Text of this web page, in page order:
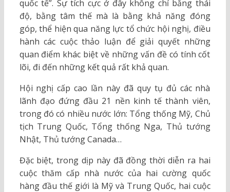
quốc tế”. Sự tích cực ở đây không chỉ bằng thái
độ, bằng tâm thế mà là bằng khả năng đóng
góp, thể hiện qua năng lực tổ chức hội nghị, điều
hành các cuộc thảo luận để giải quyết những
quan điểm khác biệt về những vấn đề có tính cốt
lõi, đi đến những kết quả rất khả quan.
Hội nghị cấp cao lần này đã quy tụ đủ các nhà
lãnh đạo đứng đầu 21 nền kinh tế thành viên,
trong đó có nhiều nước lớn: Tổng thống Mỹ, Chủ
tịch Trung Quốc, Tổng thống Nga, Thủ tướng
Nhật, Thủ tướng Canada…
Đặc biệt, trong dịp này đã đồng thời diễn ra hai
cuộc thăm cấp nhà nước của hai cường quốc
hàng đầu thế giới là Mỹ và Trung Quốc, hai cuộc